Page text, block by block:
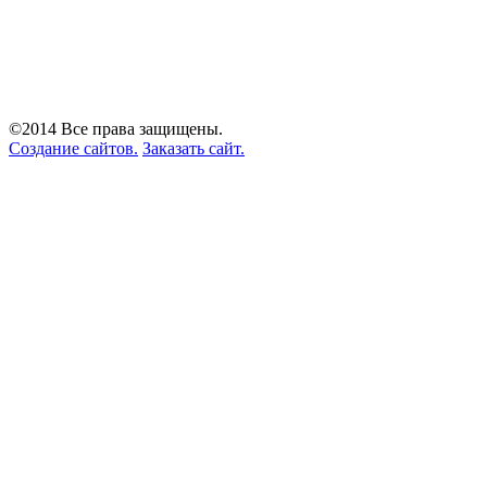
©2014 Все права защищены.
Создание сайтов. Заказать сайт.